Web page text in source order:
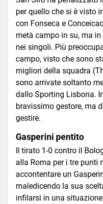
per quello che si è visto
con Fonseca e
metà campo in su, ma
nei singoli. Più
campo, visto che sono
migliori della squadra
sono arrivate soltanto
dallo Sporting Lisbona.
bravissimo gestore, ma
gestire.
Gasperini pentito
Il tirato 1-0 contro il
alla Roma per i tre punti
accontentare un
maledicendo la sua
infilarsi in una